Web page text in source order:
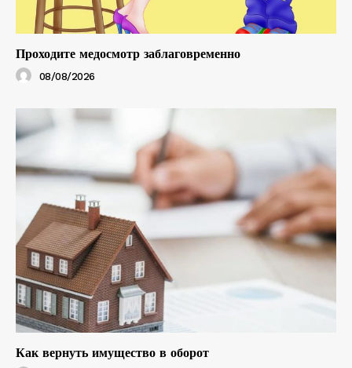
Проходите медосмотр заблаговременно
08/08/2026
Как вернуть имущество в оборот